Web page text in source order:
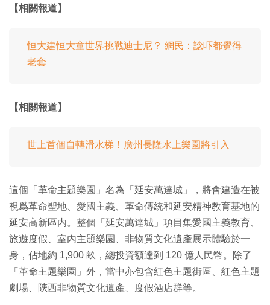
【相關報道】
恒大建恒大童世界挑戰迪士尼？ 網民：諗吓都覺得
老套
【相關報道】
世上首個自轉滑水梯！廣州長隆水上樂園將引入
這個「革命主題樂園」名為「延安萬達城」，將會建造在被
視爲革命聖地、愛國主義、革命傳統和延安精神教育基地的
延安高新區内。整個「延安萬達城」項目集愛國主義教育、
旅遊度假、室內主題樂園、非物質文化遺產展示體驗於一
身，佔地約 1,900 畝，總投資額達到 120 億人民幣。除了
「革命主題樂園」外，當中亦包含紅色主題街區、紅色主題
劇場、陝西非物質文化遺產、度假酒店群等。